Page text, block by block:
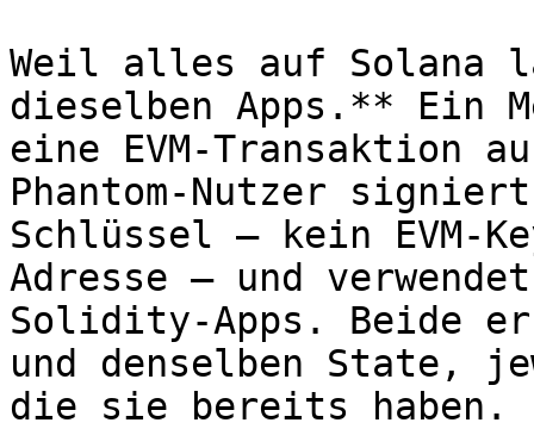
Weil alles auf Solana
dieselben Apps.** Ein
eine EVM-Transaktion
Phantom-Nutzer
Schlüssel — kein EVM-
Adresse — und
Solidity-Apps. Beide
und denselben State,
die sie bereits haben.